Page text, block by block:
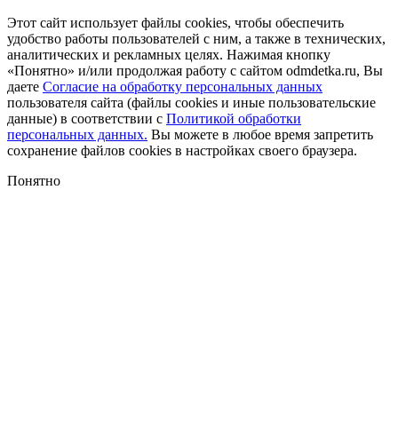
Этот сайт использует файлы cookies, чтобы обеспечить
удобство работы пользователей с ним, а также в технических,
аналитических и рекламных целях. Нажимая кнопку
«Понятно» и/или продолжая работу с сайтом odmdetka.ru, Вы
даете Согласие на обработку персональных данных
пользователя сайта (файлы cookies и иные пользовательские
данные) в соответствии с Политикой обработки
персональных данных. Вы можете в любое время запретить
сохранение файлов cookies в настройках своего браузера.
Понятно